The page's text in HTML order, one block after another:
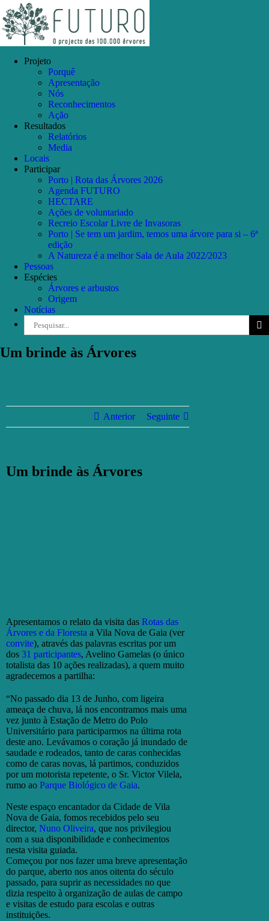
to
content
Facebook
Instagram
YouTube
Projeto
Porquê
Apresentação
Nós
Reconhecimentos
Ação
Resultados
Relatórios
Media
Locais
Participar
Porto | Rota das Árvores 2026
Agenda FUTURO
HECTARE
Ações de voluntariado
Recreio Escolar Livre de Invasoras
Porto | Se tem um jardim, temos uma árvore para si – 6ª
edição
A Natureza é a melhor Sala de Aula 2022/2023
Pessoas
Espécies
Árvores e arbustos
Origem
Notícias
Um brinde às Árvores
Anterior Seguinte
Um brinde às Árvores
Apresentamos o relato da visita das Rotas das
Árvores e da Floresta a Vila Nova de Gaia (ver
convite), através das palavras escritas por um
dos 31 participantes, Avelino Gamelas (o único
totalista das 10 ações realizadas), a quem muito
agradecemos a partilha:
“No passado dia 13 de Junho, com ligeira
ameaça de chuva, lá nos encontramos mais uma
vez junto à Estação de Metro do Polo
Universitário para participarmos na última rota
deste ano. Levávamos o coração já inundado de
saudade e rodeados, tanto de caras conhecidas
como de caras novas, lá partimos, conduzidos
por um motorista repetente, o Sr. Victor Vilela,
rumo ao Parque Biológico de Gaia.
Neste espaço encantador da Cidade de Vila
Nova de Gaia, fomos recebidos pelo seu
director, Nuno Oliveira, que nos privilegiou
com a sua disponibilidade e conhecimentos
nesta visita guiada.
Começou por nos fazer uma breve apresentação
do parque, aberto nos anos oitenta do século
passado, para suprir as necessidades no que
dizia respeito à organização de aulas de campo
e visitas de estudo para escolas e outras
instituições.